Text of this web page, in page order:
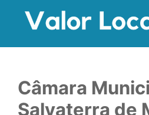
Câmara
Salvaterra de